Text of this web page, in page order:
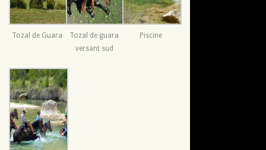
Tozal de Guara
Tozal de guara
versant sud
Piscine